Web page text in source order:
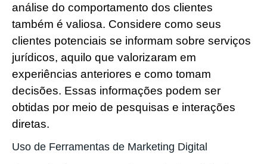
análise do comportamento dos clientes
também é valiosa. Considere como seus
clientes potenciais se informam sobre serviços
jurídicos, aquilo que valorizaram em
experiências anteriores e como tomam
decisões. Essas informações podem ser
obtidas por meio de pesquisas e interações
diretas.
Uso de Ferramentas de Marketing Digital